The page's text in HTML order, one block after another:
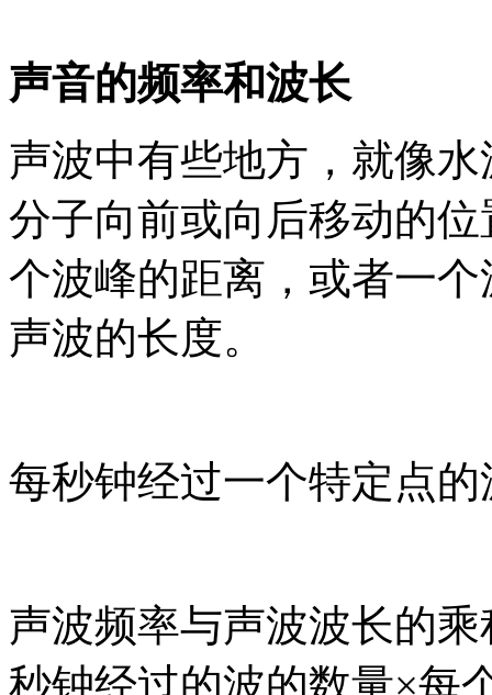
声音的频率和波长
声波中有些地方，就像
分子向前或向后移动的
个波峰的距离，或者一
声波的长度。
每秒钟经过一个特定点
声波频率与声波波长的
秒钟经过的波的数量×每